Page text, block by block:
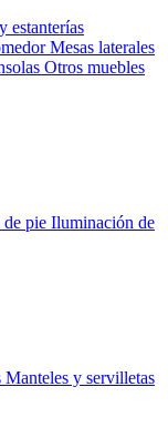
estanterías
Mesas laterales
Otros muebles
pie Iluminación de
Manteles y servilletas